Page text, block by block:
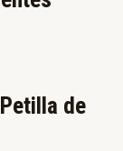
de